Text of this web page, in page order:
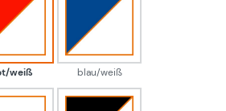
weiß blau/weiß